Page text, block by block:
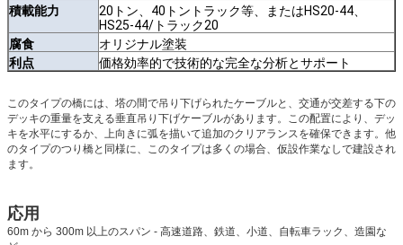
積載能力
20トン、40トントラック等、またはHS20-44、
HS25-44/トラック20
腐食
オリジナル塗装
利点
価格効率的で技術的な完全な分析とサポート
このタイプの橋には、塔の間で吊り下げられたケーブルと、交通が交差する下の
デッキの重量を支える垂直吊り下げケーブルがあります。この配置により、デッ
キを水平にするか、上向きに弧を描いて追加のクリアランスを確保できます。他
のタイプのつり橋と同様に、このタイプは多くの場合、仮設作業なしで建設され
ます。
応用
60m から 300m 以上のスパン - 高速道路、鉄道、小道、自転車ラック、造園な